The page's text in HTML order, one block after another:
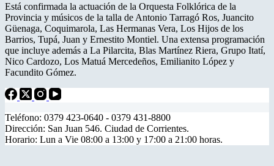
Está confirmada la actuación de la Orquesta Folklórica de la
Provincia y músicos de la talla de Antonio Tarragó Ros, Juancito
Güenaga, Coquimarola, Las Hermanas Vera, Los Hijos de los
Barrios, Tupá, Juan y Ernestito Montiel. Una extensa programación
que incluye además a La Pilarcita, Blas Martínez Riera, Grupo Itatí,
Nico Cardozo, Los Matuá Mercedeños, Emilianito López y
Facundito Gómez.
Teléfono: 0379 423-0640 - 0379 431-8800
Dirección: San Juan 546. Ciudad de Corrientes.
Horario: Lun a Vie 08:00 a 13:00 y 17:00 a 21:00 horas.